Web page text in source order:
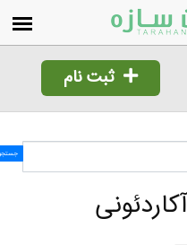
ثبت نام
جستجو!